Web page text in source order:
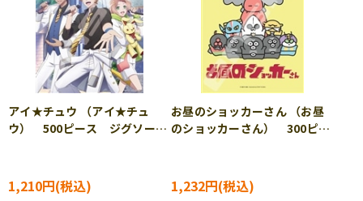
アイ★チュウ （アイ★チュ
ウ） 500ピース ジグソーパ
1,210円
お昼のショッカーさん （お昼
のショッカーさん） 300ピー
1,232円